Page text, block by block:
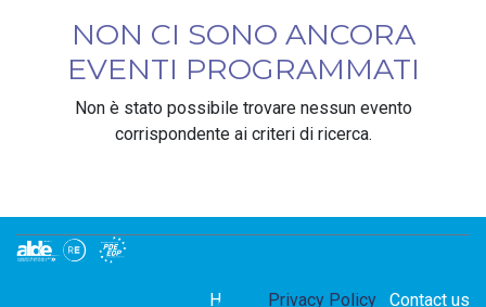
NON CI SONO ANCORA
EVENTI PROGRAMMATI
Non è stato possibile trovare nessun evento
corrispondente ai criteri di ricerca.
Home Privacy Policy Contact us